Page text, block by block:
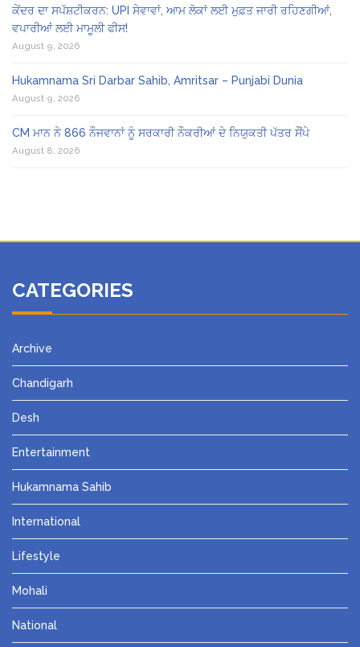
ਕੇਂਦਰ ਦਾ ਸਪੱਸ਼ਟੀਕਰਨ: UPI ਸੇਵਾਵਾਂ, ਆਮ ਲੋਕਾਂ ਲਈ ਮੁਫ਼ਤ ਜਾਰੀ ਰਹਿਣਗੀਆਂ,
ਵਪਾਰੀਆਂ ਲਈ ਮਾਮੂਲੀ ਫੀਸ!
August 9, 2026
Hukamnama Sri Darbar Sahib, Amritsar – Punjabi Dunia
August 9, 2026
CM ਮਾਨ ਨੇ 866 ਨੌਜਵਾਨਾਂ ਨੂੰ ਸਰਕਾਰੀ ਨੌਕਰੀਆਂ ਦੇ ਨਿਯੁਕਤੀ ਪੱਤਰ ਸੌਂਪੇ
August 8, 2026
CATEGORIES
Archive
Chandigarh
Desh
Entertainment
Hukamnama Sahib
International
Lifestyle
Mohali
National